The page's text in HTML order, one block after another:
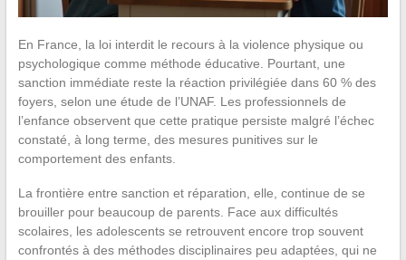
En France, la loi interdit le recours à la violence physique ou
psychologique comme méthode éducative. Pourtant, une
sanction immédiate reste la réaction privilégiée dans 60 % des
foyers, selon une étude de l’UNAF. Les professionnels de
l’enfance observent que cette pratique persiste malgré l’échec
constaté, à long terme, des mesures punitives sur le
comportement des enfants.
La frontière entre sanction et réparation, elle, continue de se
brouiller pour beaucoup de parents. Face aux difficultés
scolaires, les adolescents se retrouvent encore trop souvent
confrontés à des méthodes disciplinaires peu adaptées, qui ne